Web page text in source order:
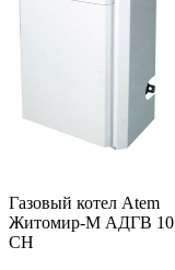
Газовый котел Atem
Житомир-М АДГВ 10
СН